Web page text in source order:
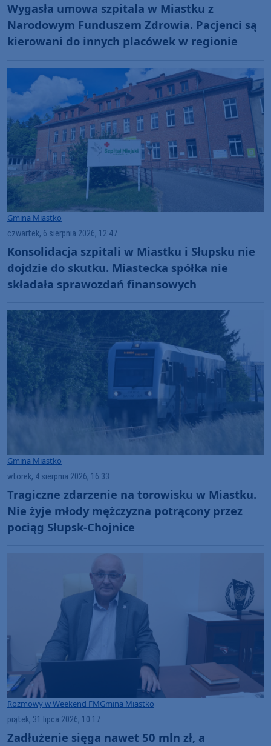
Wygasła umowa szpitala w Miastku z
Narodowym Funduszem Zdrowia. Pacjenci są
kierowani do innych placówek w regionie
Gmina Miastko
czwartek, 6 sierpnia 2026, 12:47
Konsolidacja szpitali w Miastku i Słupsku nie
dojdzie do skutku. Miastecka spółka nie
składała sprawozdań finansowych
Gmina Miastko
wtorek, 4 sierpnia 2026, 16:33
Tragiczne zdarzenie na torowisku w Miastku.
Nie żyje młody mężczyzna potrącony przez
pociąg Słupsk-Chojnice
Rozmowy w Weekend FMGmina Miastko
piątek, 31 lipca 2026, 10:17
Zadłużenie sięga nawet 50 mln zł, a